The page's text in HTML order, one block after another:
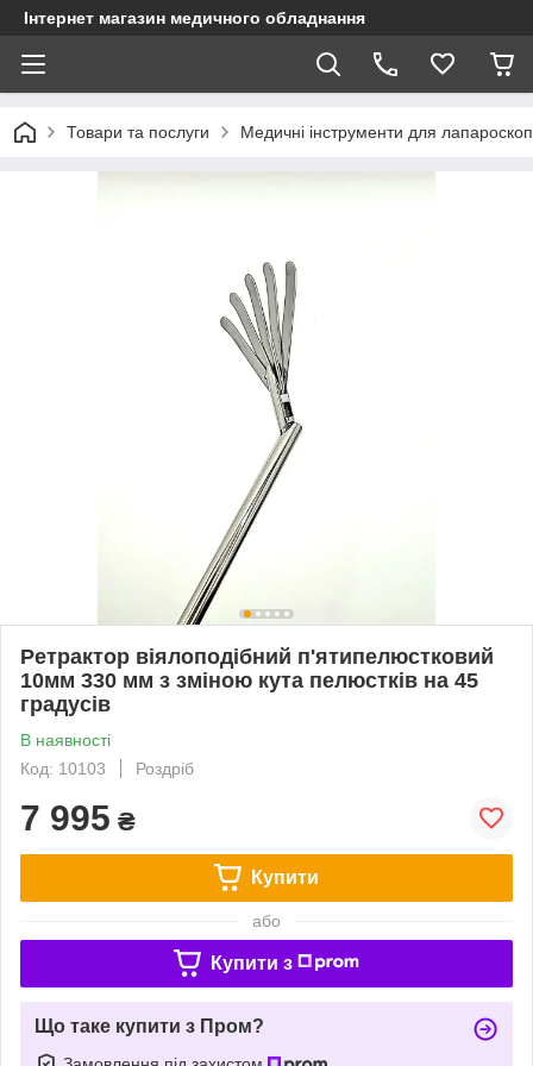
Інтернет магазин медичного обладнання
Товари та послуги Медичні інструменти для
Ретрактор віялоподібний п'ятипелюстковий
10мм 330 мм з зміною кута пелюстків на 45
градусів
В наявності
Код: 10103
Роздріб
7 995 ₴
Купити
або
Купити з
Що таке купити з Пром?